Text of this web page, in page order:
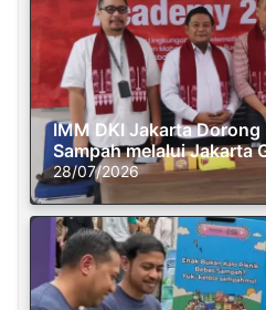
IMM DKI Jakarta Dorong
Sampah melalui Jakarta
28/07/2026